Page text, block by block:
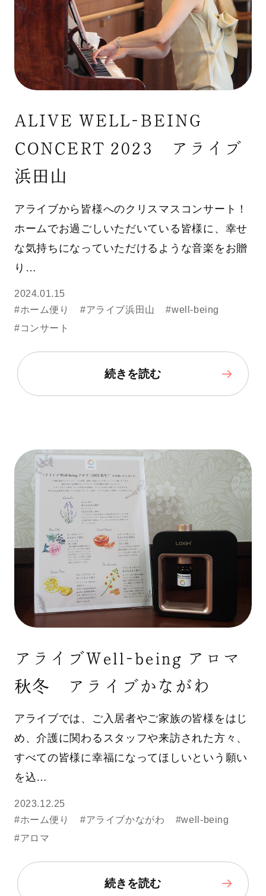
ALIVE WELL-BEING
CONCERT 2023 アライブ
浜田山
アライブから皆様へのクリスマスコンサート！
ホームでお過ごしいただいている皆様に、幸せ
な気持ちになっていただけるような音楽をお贈
り…
2024.01.15
#ホーム便り
#アライブ浜田山
#well-being
#コンサート
続きを読む
アライブWell-being アロマ
秋冬 アライブかながわ
アライブでは、ご入居者やご家族の皆様をはじ
め、介護に関わるスタッフや来訪された方々、
すべての皆様に幸福になってほしいという願い
を込…
2023.12.25
#ホーム便り
#アライブかながわ
#well-being
#アロマ
続きを読む